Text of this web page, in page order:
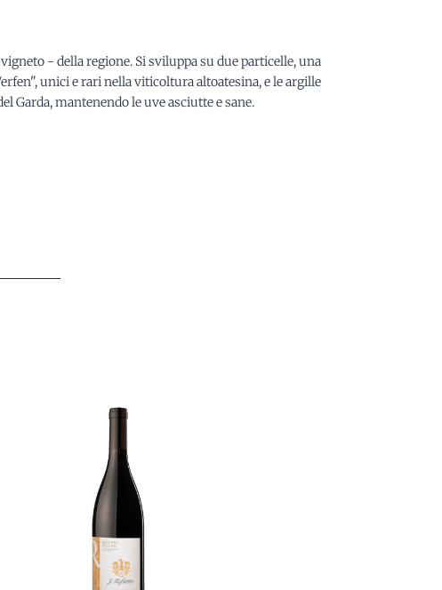
- della regione. Si sviluppa su due particelle, una
unici e rari nella viticoltura altoatesina, e le argille
Garda, mantenendo le uve asciutte e sane.